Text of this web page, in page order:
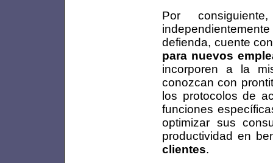
Por
defienda, cuente
para nuevos
incorporen a la
conozcan con
los protocolos de
funciones
optimizar sus
productividad en
clientes.